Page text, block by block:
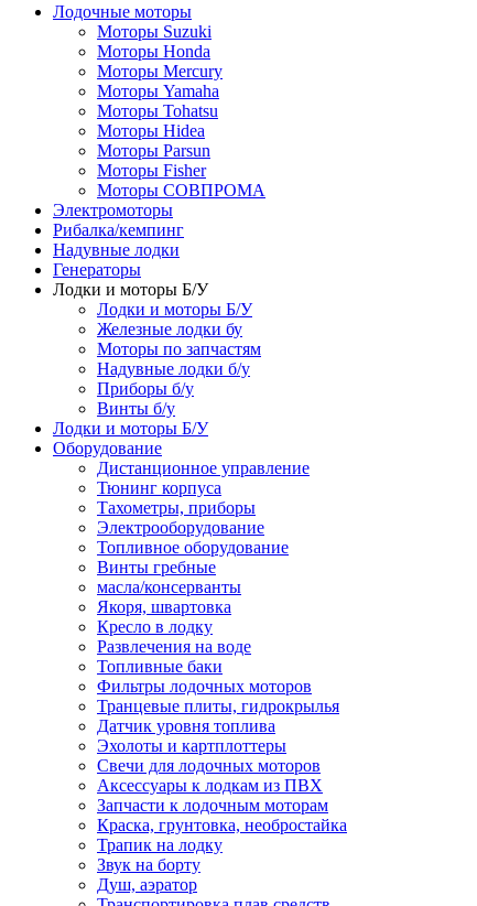
Лодочные моторы
Моторы Suzuki
Моторы Honda
Моторы Mercury
Моторы Yamaha
Моторы Tohatsu
Моторы Hidea
Моторы Parsun
Моторы Fisher
Моторы СОВПРОМА
Электромоторы
Рибалка/кемпинг
Надувные лодки
Генераторы
Лодки и моторы Б/У
Лодки и моторы Б/У
Железные лодки бу
Моторы по запчастям
Надувные лодки б/у
Приборы б/у
Винты б/у
Лодки и моторы Б/У
Оборудование
Дистанционное управление
Тюнинг корпуса
Тахометры, приборы
Электрооборудование
Топливное оборудование
Винты гребные
масла/консерванты
Якоря, швартовка
Кресло в лодку
Развлечения на воде
Топливные баки
Фильтры лодочных моторов
Транцевые плиты, гидрокрылья
Датчик уровня топлива
Эхолоты и картплоттеры
Cвечи для лодочных моторов
Аксессуары к лодкам из ПВХ
Запчасти к лодочным моторам
Краска, грунтовка, необростайка
Трапик на лодку
Звук на борту
Душ, аэратор